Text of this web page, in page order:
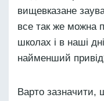
вищевказане
все так же можна
школах і в наші
найменший
Варто зазначити,